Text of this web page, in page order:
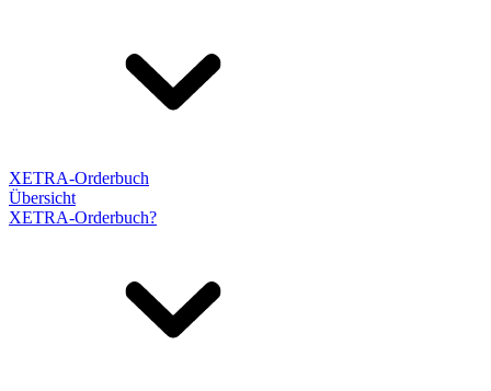
XETRA-Orderbuch
Übersicht
XETRA-Orderbuch?